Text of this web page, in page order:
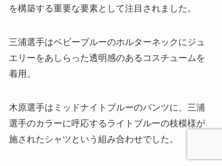
を構築する重要な要素として注目されました。
三浦選手はベビーブルーのホルターネックにジュ
エリーをあしらった透明感のあるコスチュームを
着用。
木原選手はミッドナイトブルーのパンツに、三浦
選手のカラーに呼応するライトブルーの枝模様が
施されたシャツという組み合わせでした。